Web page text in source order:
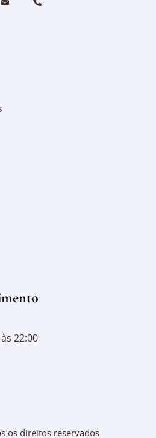
22:00
os direitos reservados